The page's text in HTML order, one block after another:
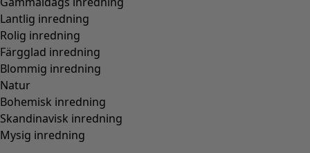
Lantlig inredning
Rolig inredning
Färgglad inredning
Blommig inredning
Natur
Bohemisk inredning
Skandinavisk inredning
Mysig inredning